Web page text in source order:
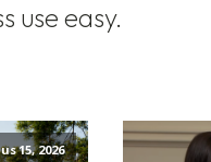
use easy.
15, 2026